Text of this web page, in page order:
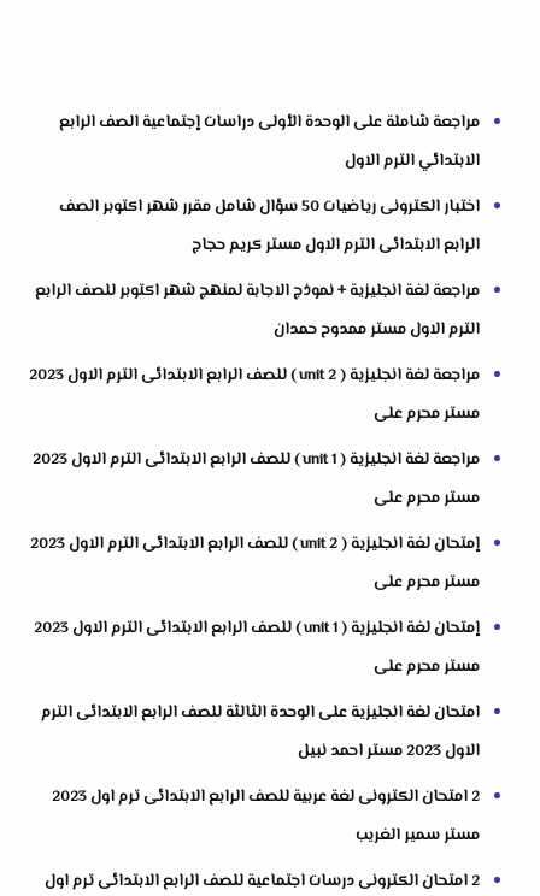
مراجعة شاملة على الوحدة الأولى دراسات إجتماعية الصف الرابع
الابتدائي الترم الاول
اختبار الكترونى رياضيات 50 سؤال شامل مقرر شهر اكتوبر الصف
الرابع الابتدائى الترم الاول مستر كريم حجاج
مراجعة لغة انجليزية + نموذج الاجابة لمنهج شهر اكتوبر للصف الرابع
الترم الاول مستر ممدوح حمدان
مراجعة لغة انجليزية ( unit 2 ) للصف الرابع الابتدائى الترم الاول 2023
مستر محرم على
مراجعة لغة انجليزية ( unit 1 ) للصف الرابع الابتدائى الترم الاول 2023
مستر محرم على
إمتحان لغة انجليزية ( unit 2 ) للصف الرابع الابتدائى الترم الاول 2023
مستر محرم على
إمتحان لغة انجليزية ( unit 1 ) للصف الرابع الابتدائى الترم الاول 2023
مستر محرم على
امتحان لغة انجليزية على الوحدة الثالثة للصف الرابع الابتدائى الترم
الاول 2023 مستر احمد نبيل
2 امتحان الكترونى لغة عربية للصف الرابع الابتدائى ترم اول 2023
مستر سمير الغريب
2 امتحان الكترونى درسات اجتماعية للصف الرابع الابتدائى ترم اول